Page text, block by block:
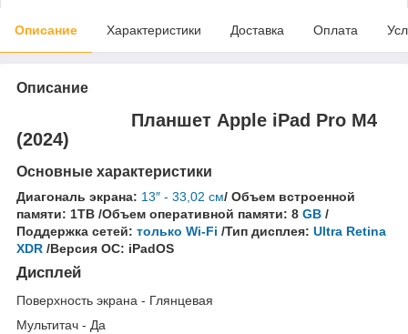
Описание Характеристики Доставка Оплата
Описание
Планшет Apple iPad Pro M4
(2024)
Основные характеристики
Диагональ экрана: 13″ - 33,02 см/ Объем встроенной
памяти: 1TB /Объем оперативной памяти: 8 GB /
Поддержка сетей: только Wi-Fi /Тип дисплея: Ultra Retina
XDR /Версия ОС: iPadOS
Дисплей
Поверхность экрана - Глянцевая
Мультитач - Да